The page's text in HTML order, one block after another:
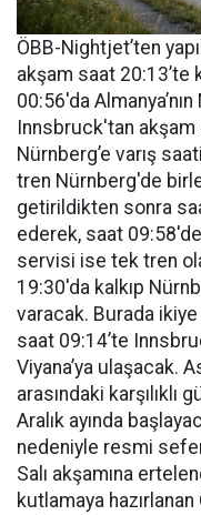
ÖBB-Nightjet’ten
akşam saat 20:13’te
00:56'da
Innsbruck'tan
Nürnberg’e varış
tren Nürnberg'de
getirildikten sonra
ederek, saat
servisi ise tek tren
19:30'da kalkıp
varacak. Burada
saat 09:14’te
Viyana’ya ulaşacak.
arasındaki
Aralık ayında
nedeniyle resmi
Salı akşamına
kutlamaya hazırlanan